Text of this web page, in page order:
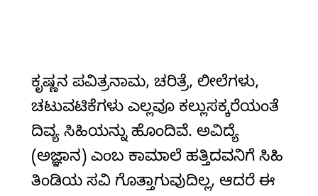
ಕೃಷ್ಣನ ಪವಿತ್ರನಾಮ, ಚರಿತ್ರೆ, ಲೀಲೆಗಳು,
ಚಟುವಟಿಕೆಗಳು ಎಲ್ಲವೂ ಕಲ್ಲುಸಕ್ಕರೆಯಂತೆ
ದಿವ್ಯ ಸಿಹಿಯನ್ನು ಹೊಂದಿವೆ. ಅವಿದ್ಯೆ
(ಅಜ್ಞಾನ) ಎಂಬ ಕಾಮಾಲೆ ಹತ್ತಿದವನಿಗೆ ಸಿಹಿ
ತಿಂಡಿಯ ಸವಿ ಗೊತ್ತಾಗುವುದಿಲ್ಲ, ಆದರೆ ಈ